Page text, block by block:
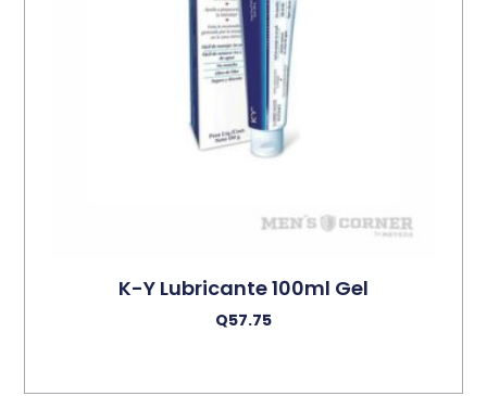
K-Y Lubricante 100ml Gel
Q57.75